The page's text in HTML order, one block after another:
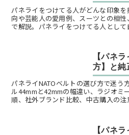
パネライをつけてる人がどんな印象
向や芸能人の愛用例、スーツとの相
で解説。パネライをつけてる人とし
【パネ
方】と純
パネライNATOベルトの選び方で迷う
ル44mmと42mmの幅違い、ラジオミ
順、社外ブランド比較、中古購入の
【パネ